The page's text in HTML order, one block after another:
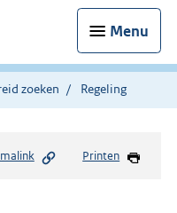
Menu
zoeken Regeling
Printen